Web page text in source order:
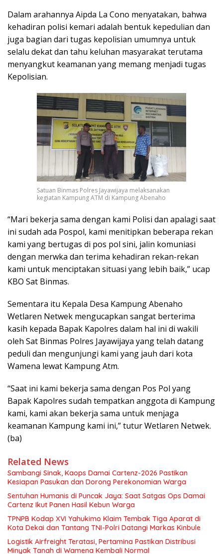
Dalam arahannya Aipda La Cono menyatakan, bahwa
kehadiran polisi kemari adalah bentuk kepedulian dan
juga bagian dari tugas kepolisian umumnya untuk
selalu dekat dan tahu keluhan masyarakat terutama
menyangkut keamanan yang memang menjadi tugas
Kepolisian.
Satuan Binmas Polres Jayawijaya melaksanakan
kegiatan Kampung ATM di Kampung Abenaho
“Mari bekerja sama dengan kami Polisi dan apalagi saat
ini sudah ada Pospol, kami menitipkan beberapa rekan
kami yang bertugas di pos pol sini, jalin komuniasi
dengan merwka dan terima kehadiran rekan-rekan
kami untuk menciptakan situasi yang lebih baik,” ucap
KBO Sat Binmas.
Sementara itu Kepala Desa Kampung Abenaho
Wetlaren Netwek mengucapkan sangat berterima
kasih kepada Bapak Kapolres dalam hal ini di wakili
oleh Sat Binmas Polres Jayawijaya yang telah datang
peduli dan mengunjungi kami yang jauh dari kota
Wamena lewat Kampung Atm.
“Saat ini kami bekerja sama dengan Pos Pol yang
Bapak Kapolres sudah tempatkan anggota di Kampung
kami, kami akan bekerja sama untuk menjaga
keamanan Kampung kami ini,” tutur Wetlaren Netwek.
(ba)
Related News
Sambangi Sinak, Kaops Damai Cartenz-2026 Pastikan
Kesiapan Pasukan dan Dorong Perekonomian Warga
Sentuhan Humanis di Puncak Jaya: Saat Satgas Ops Damai
Cartenz Ikut Panen Hasil Kebun Warga
TPNPB Kodap XVI Yahukimo Klaim Tembak Tiga Aparat di
Kota Dekai dan Tantang TNI-Polri Datangi Markas Kinbule
Logistik Airfreight Teratasi, Pertamina Pastikan Distribusi
Minyak Tanah di Wamena Kembali Normal